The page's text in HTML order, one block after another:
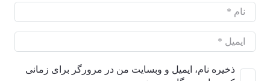
ذخیره نام، ایمیل و وبسایت من در مرورگر برای زمانی